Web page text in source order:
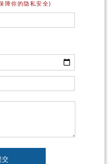
障你的隐私安全)
交